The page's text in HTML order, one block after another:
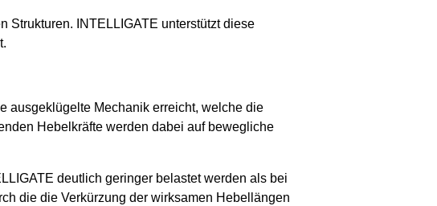
Strukturen. INTELLIGATE unterstützt diese
ausgeklügelte Mechanik erreicht, welche die
Hebelkräfte werden dabei auf bewegliche
deutlich geringer belastet werden als bei
die die Verkürzung der wirksamen Hebellängen